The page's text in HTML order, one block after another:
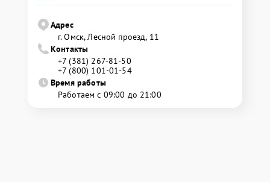
Адрес
г. Омск, ​Лесной проезд, 11
Контакты
+7 (381) 267-81-50
+7 (800) 101-01-54
Время работы
Работаем с 09:00 до 21:00